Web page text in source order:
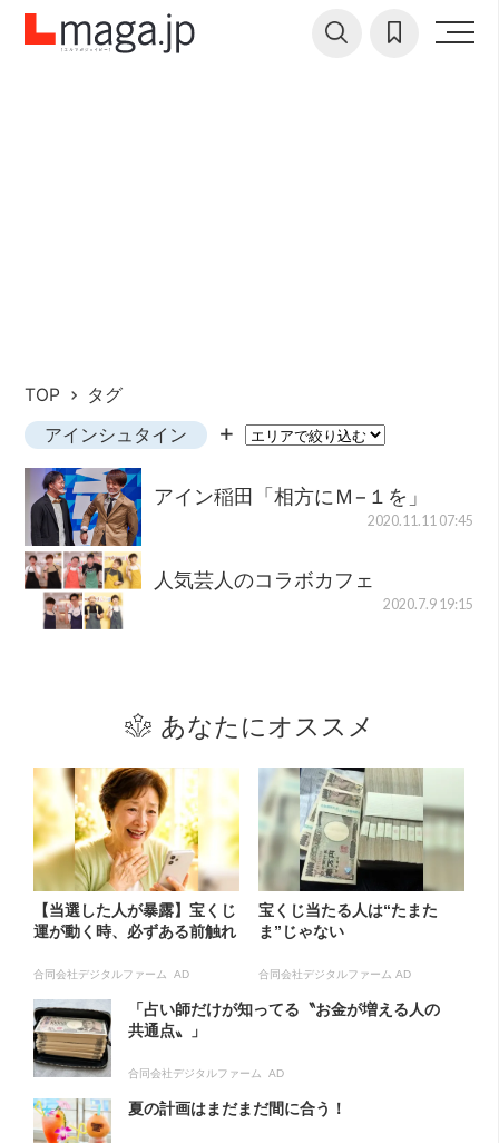
TOP
タグ
アインシュタイン
アイン稲田「相方にＭ−１を」
2020.11.11 07:45
人気芸人のコラボカフェ
2020.7.9 19:15
あなたにオススメ
【当選した人が暴露】宝くじ
運が動く時、必ずある前触れ
合同会社デジタルファーム AD
宝くじ当たる人は“たまた
ま”じゃない
合同会社デジタルファーム AD
「占い師だけが知ってる〝お金が増える人の
共通点〟」
合同会社デジタルファーム AD
夏の計画はまだまだ間に合う！